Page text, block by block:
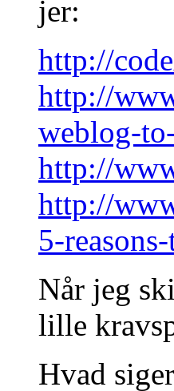
jer:
http://
http://
weblog-
http://
http://
5-
Når jeg
lille
Hvad